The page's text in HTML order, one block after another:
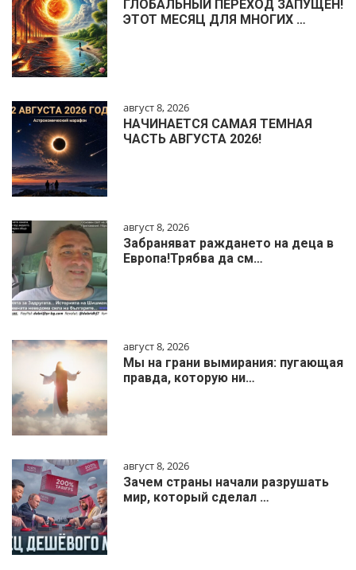
ГЛОБАЛЬНЫЙ ПЕРЕХОД ЗАПУЩЕН!
ЭТОТ МЕСЯЦ ДЛЯ МНОГИХ …
август 8, 2026
НАЧИНАЕТСЯ САМАЯ ТЕМНАЯ
ЧАСТЬ АВГУСТА 2026!
август 8, 2026
Забраняват раждането на деца в
Европа!Трябва да см…
август 8, 2026
Мы на грани вымирания: пугающая
правда, которую ни…
август 8, 2026
Зачем страны начали разрушать
мир, который сделал …